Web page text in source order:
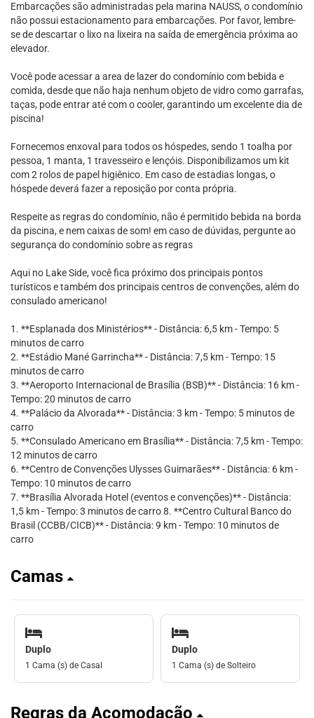
Embarcações são administradas pela marina NAUSS, o condomínio
não possui estacionamento para embarcações. Por favor, lembre-
se de descartar o lixo na lixeira na saída de emergência próxima ao
elevador.
Você pode acessar a area de lazer do condomínio com bebida e
comida, desde que não haja nenhum objeto de vidro como garrafas,
taças, pode entrar até com o cooler, garantindo um excelente dia de
piscina!
Fornecemos enxoval para todos os hóspedes, sendo 1 toalha por
pessoa, 1 manta, 1 travesseiro e lençóis. Disponibilizamos um kit
com 2 rolos de papel higiênico. Em caso de estadias longas, o
hóspede deverá fazer a reposição por conta própria.
Respeite as regras do condomínio, não é permitido bebida na borda
da piscina, e nem caixas de som! em caso de dúvidas, pergunte ao
segurança do condomínio sobre as regras
Aqui no Lake Side, você fica próximo dos principais pontos
turísticos e também dos principais centros de convenções, além do
consulado americano!
1. **Esplanada dos Ministérios** - Distância: 6,5 km - Tempo: 5
minutos de carro
2. **Estádio Mané Garrincha** - Distância: 7,5 km - Tempo: 15
minutos de carro
3. **Aeroporto Internacional de Brasília (BSB)** - Distância: 16 km -
Tempo: 20 minutos de carro
4. **Palácio da Alvorada** - Distância: 3 km - Tempo: 5 minutos de
carro
5. **Consulado Americano em Brasília** - Distância: 7,5 km - Tempo:
12 minutos de carro
6. **Centro de Convenções Ulysses Guimarães** - Distância: 6 km -
Tempo: 10 minutos de carro
7. **Brasília Alvorada Hotel (eventos e convenções)** - Distância:
1,5 km - Tempo: 3 minutos de carro 8. **Centro Cultural Banco do
Brasil (CCBB/CICB)** - Distância: 9 km - Tempo: 10 minutos de
carro
Camas
Duplo
1 Cama (s) de Casal
Duplo
1 Cama (s) de Solteiro
Regras da Acomodação